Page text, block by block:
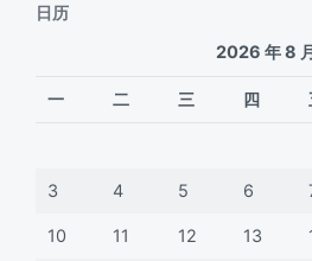
日历
2026 年 8
一 二 三 四
3 4 5 6
10 11 12 13